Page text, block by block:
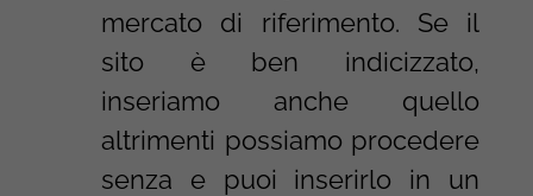
mercato di riferimento. Se il
sito è ben indicizzato,
inseriamo anche quello
altrimenti possiamo procedere
senza e puoi inserirlo in un